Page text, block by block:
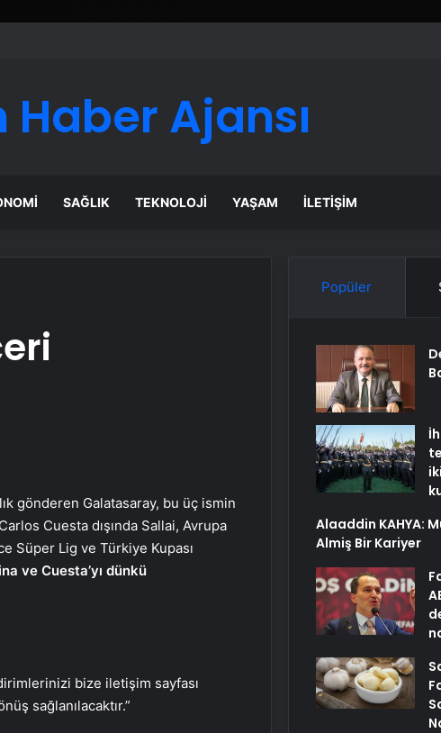
Haber Ajansı
SAĞLIK TEKNOLOJI YAŞAM İLETIŞIM
gönderen Galatasaray, bu üç ismin
Cuesta dışında Sallai, Avrupa
Süper Lig ve Türkiye Kupası
ve Cuesta’yı dünkü
bize iletişim sayfası
sağlanılacaktır.”
Ortopodoloji İle Diyabetik Ayak
Yarası Tedavisi
Serjoy : Dijital Medya Ajansı, Google
Reklam Ajansı, SEO Ajansı ve Web
Popüler
Alaaddin KAHYA:
Almiş Bir Kariyer